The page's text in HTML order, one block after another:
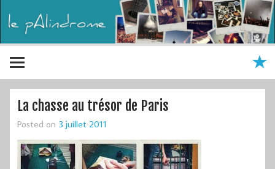
La chasse au trésor de Paris
Posted on 3 juillet 2011